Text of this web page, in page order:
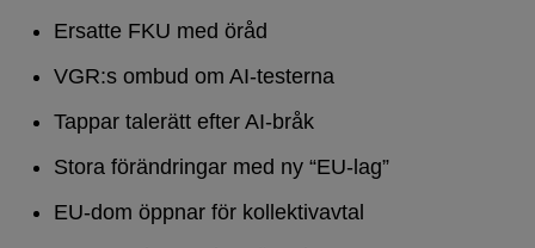
Ersatte FKU med öråd
VGR:s ombud om AI-testerna
Tappar talerätt efter AI-bråk
Stora förändringar med ny “EU-lag”
EU-dom öppnar för kollektivavtal